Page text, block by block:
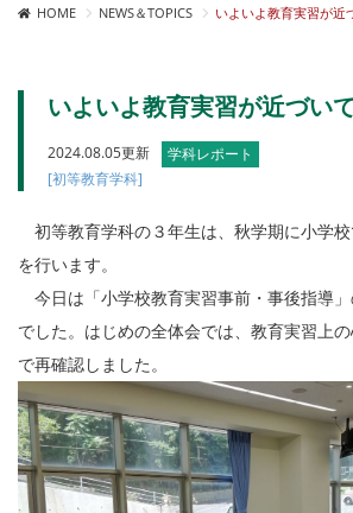
HOME NEWS＆TOPICS いよいよ教育実習が近
いよいよ教育実習が近づい
2024.08.05更新
学科レポート
[初等教育学科]
初等教育学科の３年生は、秋学期に小学
を行います。
今日は「小学校教育実習事前・事後指導
でした。はじめの全体会では、教育実習上
で再確認しました。